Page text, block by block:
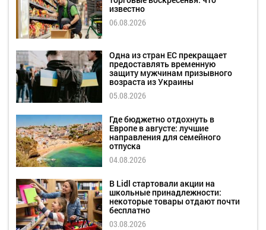
известно
06.08.2026
Одна из стран ЕС прекращает
предоставлять временную
защиту мужчинам призывного
возраста из Украины
05.08.2026
Где бюджетно отдохнуть в
Европе в августе: лучшие
направления для семейного
отпуска
04.08.2026
В Lidl стартовали акции на
школьные принадлежности:
некоторые товары отдают почти
бесплатно
03.08.2026